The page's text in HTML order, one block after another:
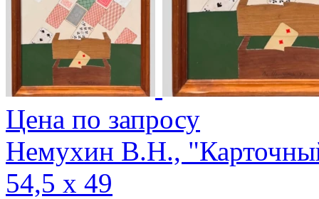
Цена по запросу
Немухин В.Н.,
54,5 х 49